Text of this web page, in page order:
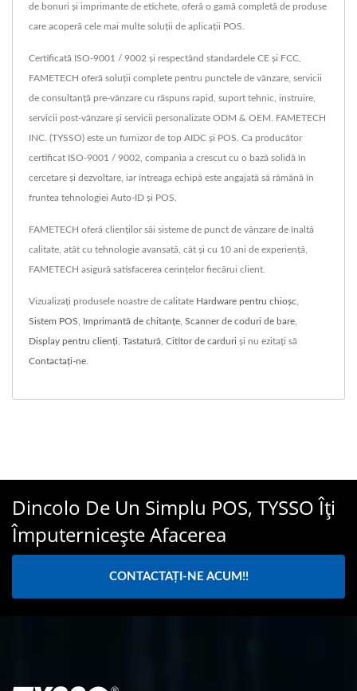
de bonuri și imprimante de etichete, oferă o gamă completă de produse
care acoperă cele mai multe soluții de aplicații POS.
Certificată ISO-9001 / 9002 și respectând standardele CE și FCC,
FAMETECH oferă soluții complete pentru punctele de vânzare, servicii
de consultanță pre-vânzare cu răspuns rapid, suport tehnic, instruire,
servicii post-vânzare și servicii personalizate ODM & OEM. FAMETECH
INC. (TYSSO) este un furnizor de top AIDC și POS. Ca producător
certificat ISO-9001 / 9002, compania a crescut cu o bază solidă în
cercetare și dezvoltare, iar întreaga echipă este angajată să rămână în
fruntea tehnologiei Auto-ID și POS.
FAMETECH oferă clienților săi sisteme de punct de vânzare de înaltă
calitate, atât cu tehnologie avansată, cât și cu 10 ani de experiență,
FAMETECH asigură satisfacerea cerințelor fiecărui client.
Vizualizați produsele noastre de calitate Hardware pentru chioșc
Sistem POS Imprimantă de chitanțe Scanner de coduri de bare
Display pentru clienți Tastatură Cititor de carduri și nu ezitați să
Contactați-ne
Dincolo De Un Simplu POS, TYSSO Îți
Împuternicește Afacerea
CONTACTAȚI-NE ACUM!!